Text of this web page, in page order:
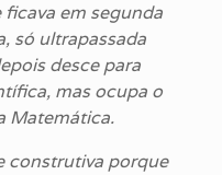
ficava em segunda
só ultrapassada
desce para
mas ocupa o
Matemática.
construtiva porque